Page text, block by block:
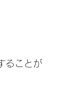
ることが